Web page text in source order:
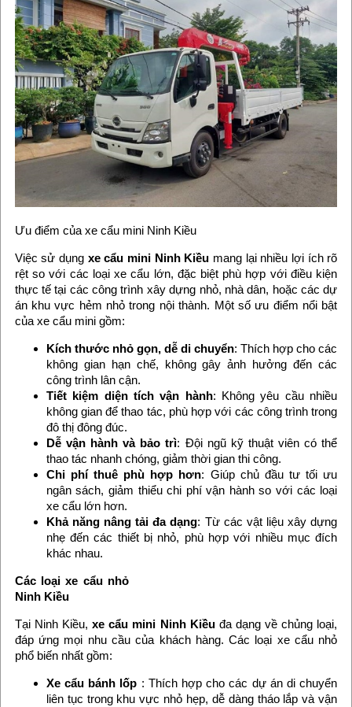
Ưu điểm của xe cẩu mini Ninh Kiều
Việc sử dụng xe cẩu mini Ninh Kiều mang lại nhiều lợi ích rõ
rệt so với các loại xe cẩu lớn, đặc biệt phù hợp với điều kiện
thực tế tại các công trình xây dựng nhỏ, nhà dân, hoặc các dự
án khu vực hẻm nhỏ trong nội thành. Một số ưu điểm nổi bật
của xe cẩu mini gồm:
Kích thước nhỏ gọn, dễ di chuyển: Thích hợp cho các
không gian hạn chế, không gây ảnh hưởng đến các
công trình lân cận.
Tiết kiệm diện tích vận hành: Không yêu cầu nhiều
không gian để thao tác, phù hợp với các công trình trong
đô thị đông đúc.
Dễ vận hành và bảo trì: Đội ngũ kỹ thuật viên có thể
thao tác nhanh chóng, giảm thời gian thi công.
Chi phí thuê phù hợp hơn: Giúp chủ đầu tư tối ưu
ngân sách, giảm thiểu chi phí vận hành so với các loại
xe cẩu lớn hơn.
Khả năng nâng tải đa dạng: Từ các vật liệu xây dựng
nhẹ đến các thiết bị nhỏ, phù hợp với nhiều mục đích
khác nhau.
Các loại xe cẩu nhỏ
Ninh Kiều
Tại Ninh Kiều,xe cẩu mini Ninh Kiềuđa dạng về chủng loại,
đáp ứng mọi nhu cầu của khách hàng. Các loại xe cẩu nhỏ
phổ biến nhất gồm:
Xe cẩu bánh lốp : Thích hợp cho các dự án di chuyển
liên tục trong khu vực nhỏ hẹp, dễ dàng tháo lắp và vận